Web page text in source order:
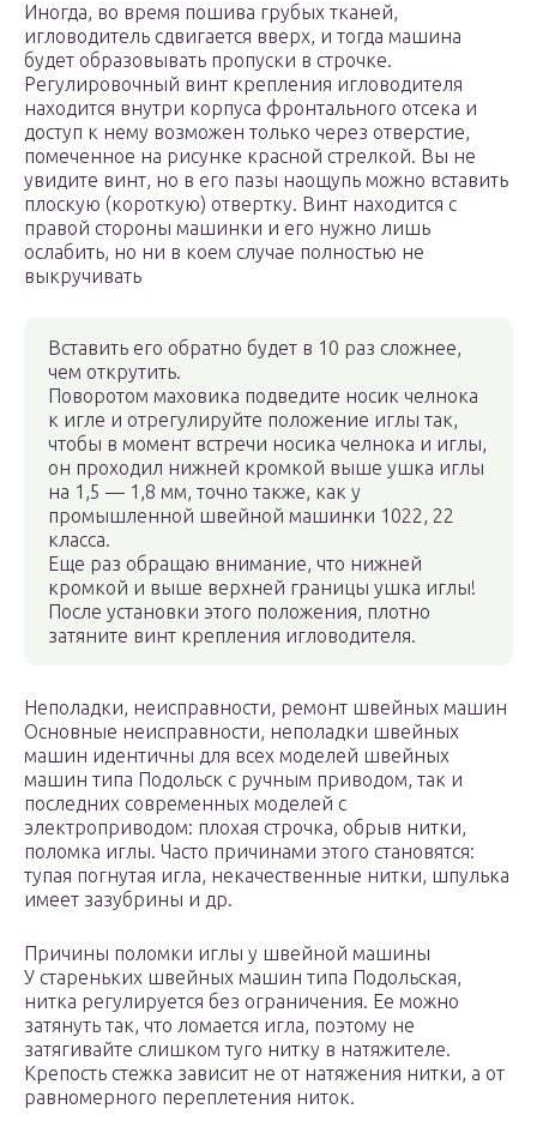
Иногда, во время пошива грубых тканей,
игловодитель сдвигается вверх, и тогда машина
будет образовывать пропуски в строчке.
Регулировочный винт крепления игловодителя
находится внутри корпуса фронтального отсека и
доступ к нему возможен только через отверстие,
помеченное на рисунке красной стрелкой. Вы не
увидите винт, но в его пазы наощупь можно вставить
плоскую (короткую) отвертку. Винт находится с
правой стороны машинки и его нужно лишь
ослабить, но ни в коем случае полностью не
выкручивать
Вставить его обратно будет в 10 раз сложнее,
чем открутить.
Поворотом маховика подведите носик челнока
к игле и отрегулируйте положение иглы так,
чтобы в момент встречи носика челнока и иглы,
он проходил нижней кромкой выше ушка иглы
на 1,5 — 1,8 мм, точно также, как у
промышленной швейной машинки 1022, 22
класса.
Еще раз обращаю внимание, что нижней
кромкой и выше верхней границы ушка иглы!
После установки этого положения, плотно
затяните винт крепления игловодителя.
Неполадки, неисправности, ремонт швейных машин
Основные неисправности, неполадки швейных
машин идентичны для всех моделей швейных
машин типа Подольск с ручным приводом, так и
последних современных моделей с
электроприводом: плохая строчка, обрыв нитки,
поломка иглы. Часто причинами этого становятся:
тупая погнутая игла, некачественные нитки, шпулька
имеет зазубрины и др.
Причины поломки иглы у швейной машины
У стареньких швейных машин типа Подольская,
нитка регулируется без ограничения. Ее можно
затянуть так, что ломается игла, поэтому не
затягивайте слишком туго нитку в натяжителе.
Крепость стежка зависит не от натяжения нитки, а от
равномерного переплетения ниток.